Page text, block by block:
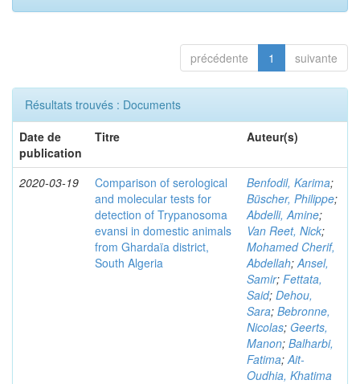
précédente 1 suivante
Résultats trouvés : Documents
Date de
publication
Titre Auteur(s)
2020-03-19
Comparison of serological
and molecular tests for
detection of Trypanosoma
evansi in domestic animals
from Ghardaïa district,
South Algeria
Benfodil, Karima;
Büscher, Philippe;
Abdelli, Amine;
Van Reet, Nick;
Mohamed Cherif,
Abdellah;Ansel,
Samir; Fettata,
Said; Dehou,
Sara; Bebronne,
Nicolas; Geerts,
Manon; Balharbi,
Fatima;Ait-
Oudhia, Khatima